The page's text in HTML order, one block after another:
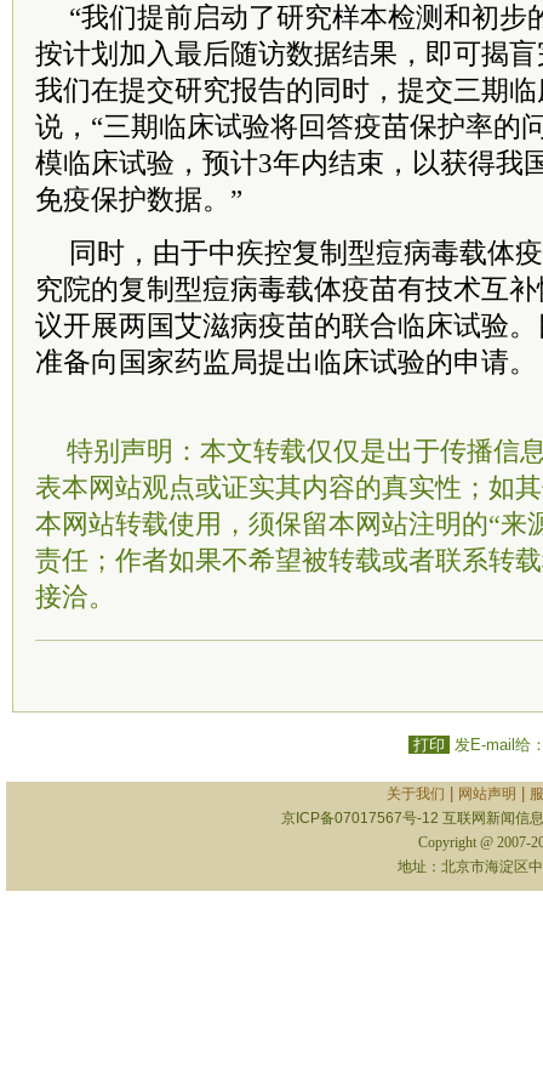
“我们提前启动了研究样本检测和初步
按计划加入最后随访数据结果，即可揭
我们在提交研究报告的同时，提交三期
说，“三期临床试验将回答疫苗保护率的
模临床试验，预计3年内结束，以获得我
免疫保护数据。”
同时，由于中疾控复制型痘病毒载体
究院的复制型痘病毒载体疫苗有技术互
议开展两国艾滋病疫苗的联合临床试验
准备向国家药监局提出临床试验的申请。
特别声明：本文转载仅仅是出于传播信
表本网站观点或证实其内容的真实性；如
本网站转载使用，须保留本网站注明的“来
责任；作者如果不希望被转载或者联系转
接洽。
打印 发E-mail给
关于我们 网站声明
京ICP备07017567号-12 互联网新闻信
Copyright @ 2007-
地址：北京市海淀区